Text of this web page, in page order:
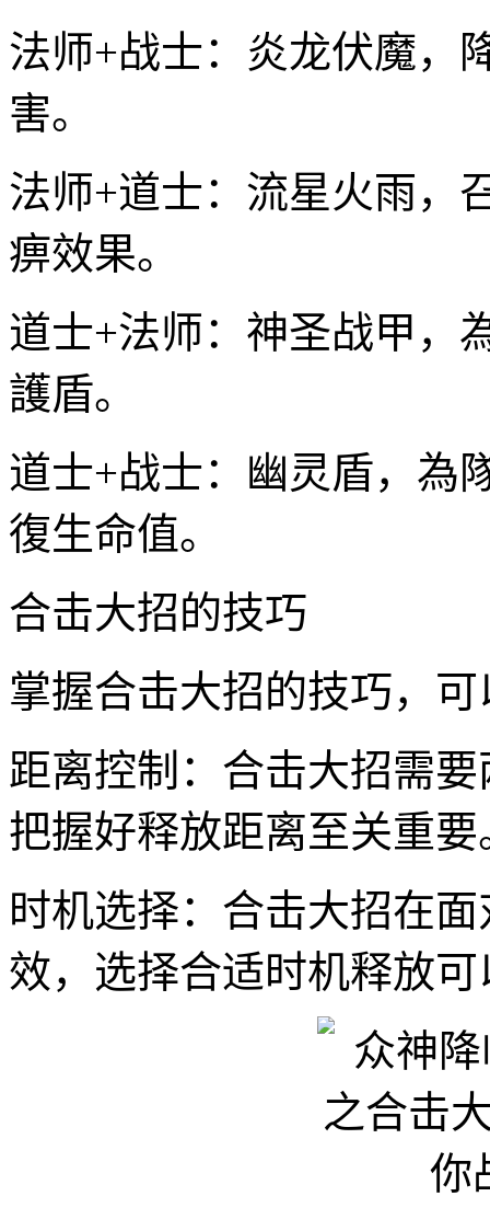
法师+战士：炎龙伏魔，
害。
法师+道士：流星火雨，
痹效果。
道士+法师：神圣战甲，
護盾。
道士+战士：幽灵盾，為
復生命值。
合击大招的技巧
掌握合击大招的技巧，
距离控制：合击大招需
把握好释放距离至关重要
时机选择：合击大招在
效，选择合适时机释放